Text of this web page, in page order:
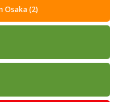
Osaka (2)